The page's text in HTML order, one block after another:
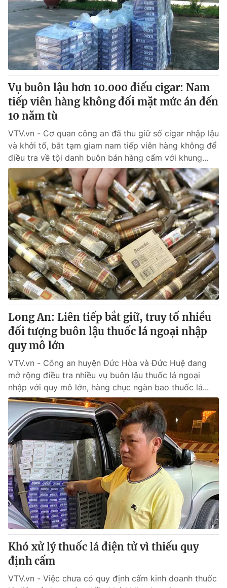
Vụ buôn lậu hơn 10.000 điếu cigar: Nam
tiếp viên hàng không đối mặt mức án đến
10 năm tù
VTV.vn - Cơ quan công an đã thu giữ số cigar nhập lậu
và khởi tố, bắt tạm giam nam tiếp viên hàng không để
điều tra về tội danh buôn bán hàng cấm với khung...
Long An: Liên tiếp bắt giữ, truy tố nhiều
đối tượng buôn lậu thuốc lá ngoại nhập
quy mô lớn
VTV.vn - Công an huyện Đức Hòa và Đức Huệ đang
mở rộng điều tra nhiều vụ buôn lậu thuốc lá ngoại
nhập với quy mô lớn, hàng chục ngàn bao thuốc lá...
Khó xử lý thuốc lá điện tử vì thiếu quy
định cấm
VTV.vn - Việc chưa có quy định cấm kinh doanh thuốc